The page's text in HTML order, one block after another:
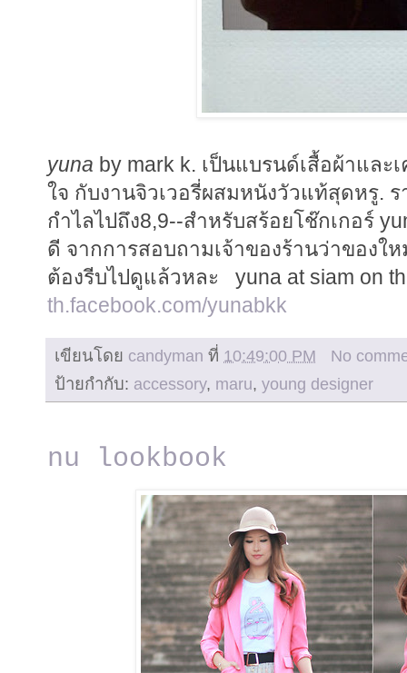
yuna by mark k. เป็นแบรนด์เสื้อผ้าแล
ใจ กับงานจิวเวอรี่ผสมหนังวัวแท้สุดหรู.
กำไลไปถึง8,9--สำหรับสร้อยโช๊กเกอร์
ดี จากการสอบถามเจ้าของร้านว่าของใ
ต้องรีบไปดูแล้วหละ yuna at siam on
th.facebook.com/yunabkk
เขียนโดย candyman ที่ 10:49:00 PM
No
ป้ายกำกับ: accessory, maru, young designer
nu lookbook